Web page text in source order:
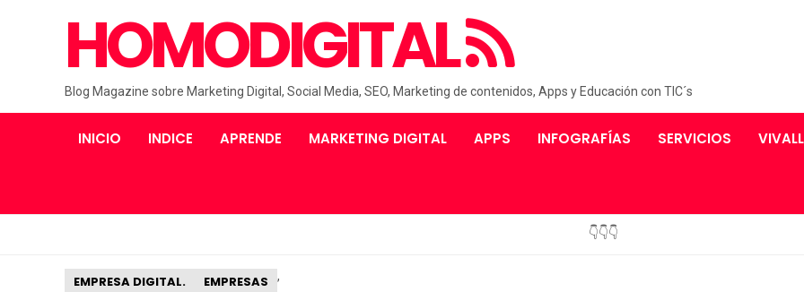
HOMODIGITAL
Blog Magazine sobre Marketing Digital, Social Media, SEO, Marketing de contenidos, Apps y Educación con TIC´s
INICIO INDICE APRENDE MARKETING DIGITAL APPS INFOGRAFÍAS SERVICIOS
👇👇👇
EMPRESA DIGITAL. ,
EMPRESAS